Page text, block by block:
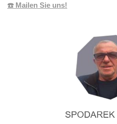
☎️ Mailen Sie uns!